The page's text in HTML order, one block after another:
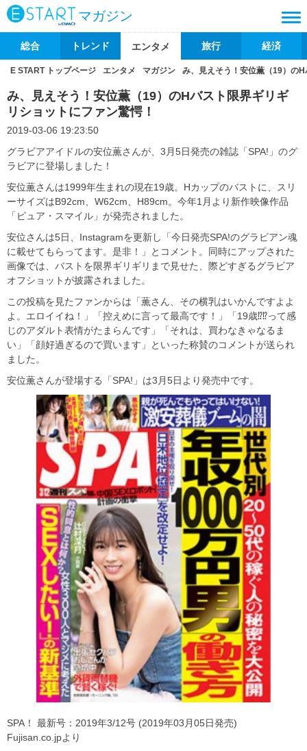
マガジン
総合 トレンド エンタメ 旅行 経済
E START トップページ エンタメ マガジン み、見えそう！安位薫（19）の
み、見えそう！安位薫（19）のHバスト限界ギリギ
リショットにファン驚愕！
2019-03-06 19:23:50
グラビアアイドルの安位薫さんが、3月5日発売の雑誌「SPA!」のグ
ラビアに登場しました！
安位薫さんは1999年生まれの現在19歳。Hカップのバストに、スリ
ーサイズはB92cm、W62cm、H89cm。今年1月より新作映像作品
「ピュア・スマイル」が発売されました。
安位さんは5日、Instagramを更新し「今日発売SPA!のグラビアン魂
に載せてもらってます。是非！」とコメント。同時にアップされた
画像では、バストを限界ギリギリまで見せた、際どすぎるグラビア
オフショットが披露されました。
この投稿を見たファンからは「薫さん、その横乳はいかんですよよ
よ。エロイイね！」「控えめに言って最高です！」「19歳⁉⁉って感
じのアダルト表情がたまらんです」「それは、買わなきゃなるま
い」「顔好過ぎるので買います」といった称賛のコメントが送られ
ました。
安位薫さんが登場する「SPA!」は3月5日より発売中です。
SPA！ 最新号：2019年3/12号 (2019年03月05日発売)
Fujisan.co.jpより